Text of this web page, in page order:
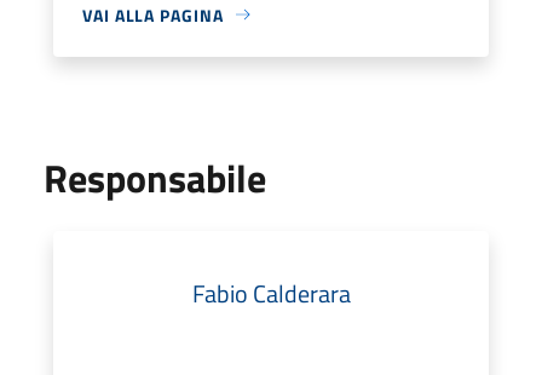
VAI ALLA PAGINA
Responsabile
Fabio Calderara